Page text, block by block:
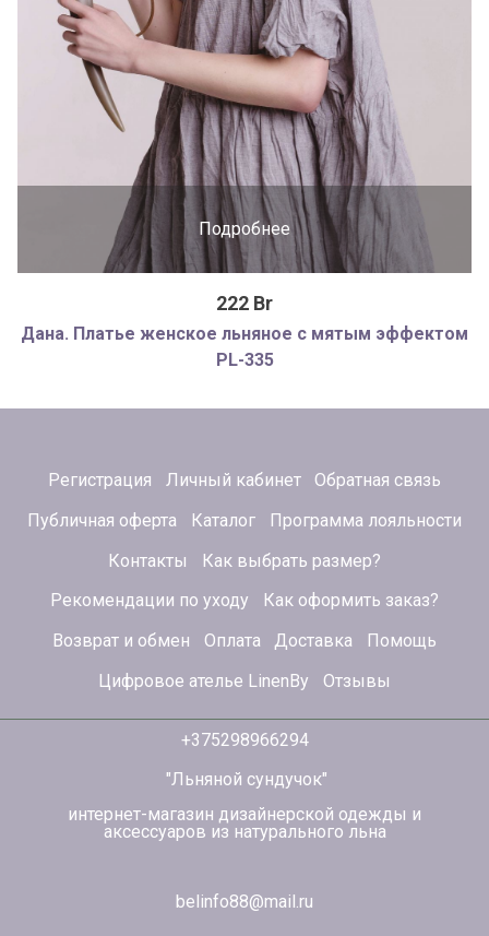
Подробнее
222 Br
Дана. Платье женское льняное с мятым эффектом
PL-335
Регистрация Личный кабинет
Обратная связь
Публичная оферта
Каталог
Программа лояльности
Контакты
Как выбрать размер?
Рекомендации по уходу
Как оформить заказ?
Возврат и обмен
Оплата Доставка
Помощь
Цифровое ателье LinenBy
Отзывы
+375298966294
"Льняной сундучок"
интернет-магазин дизайнерской одежды и
аксессуаров из натурального льна
belinfo88@mail.ru